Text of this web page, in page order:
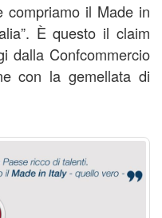
compriamo il Made in
È questo il claim
dalla Confcommercio
con la gemellata di